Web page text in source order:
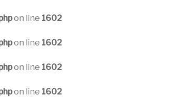
on line 1602
on line 1602
on line 1602
on line 1602